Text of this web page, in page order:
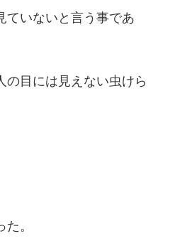
ていないと言う事であ
の目には見えない虫けら
。